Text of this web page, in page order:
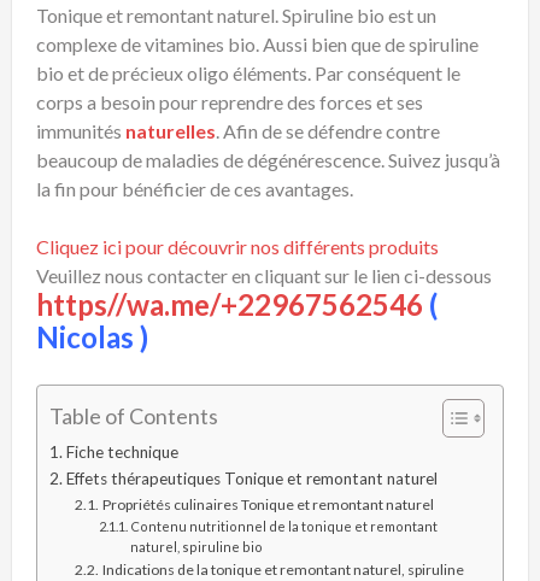
Tonique et remontant naturel. Spiruline bio est un
complexe de vitamines bio. Aussi bien que de spiruline
bio et de précieux oligo éléments. Par conséquent le
corps a besoin pour reprendre des forces et ses
immunités naturelles. Afin de se défendre contre
beaucoup de maladies de dégénérescence. Suivez jusqu’à
la fin pour bénéficier de ces avantages.
Cliquez ici pour découvrir nos différents produits
Veuillez nous contacter en cliquant sur le lien ci-dessous
https//wa.me/+22967562546 (
Nicolas )
Table of Contents
Fiche technique
Effets thérapeutiques Tonique et remontant naturel
Propriétés culinaires Tonique et remontant naturel
Contenu nutritionnel de la tonique et remontant
naturel, spiruline bio
Indications de la tonique et remontant naturel, spiruline